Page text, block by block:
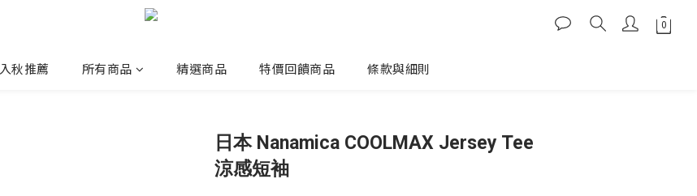
入秋推薦 所有商品 精選商品 特價回饋商品 條款與細則
日本 Nanamica COOLMAX Jersey Tee
涼感短袖